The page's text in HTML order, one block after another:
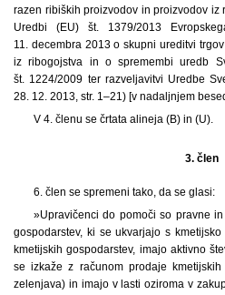
razen ribiških proizvodov in proizvodov iz
Uredbi (EU) št. 1379/2013
11. decembra 2013 o skupni ureditvi
iz ribogojstva in o spremembi uredb
št. 1224/2009 ter razveljavitvi Uredbe
28. 12. 2013, str. 1–21) [v nadaljnjem
V 4. členu se črtata alineja (B) in (U).
3. člen
6. člen se spremeni tako, da se glasi:
»Upravičenci do pomoči so pravne
gospodarstev, ki se ukvarjajo s
kmetijskih gospodarstev, imajo aktivno
se izkaže z računom prodaje
zelenjava) in imajo v lasti oziroma v